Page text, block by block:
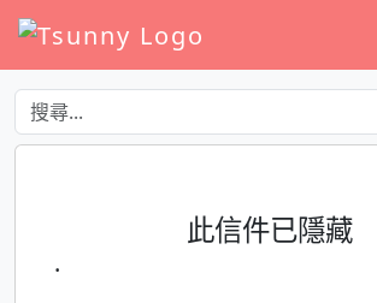
此信件已隱藏
·